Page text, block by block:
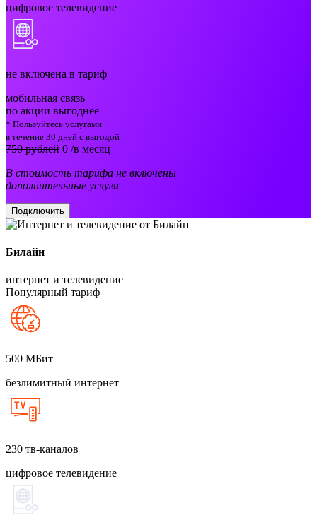
цифровое телевидение
не включена в тариф
мобильная связь
по акции выгоднее
* Пользуйтесь услугами
в течение 30 дней с выгодой
750 рублей 0 /в месяц
В стоимость тарифа не включены
дополнительные услуги
Подключить
Билайн
интернет и телевидение
Популярный тариф
500 МБит
безлимитный интернет
230 тв-каналов
цифровое телевидение